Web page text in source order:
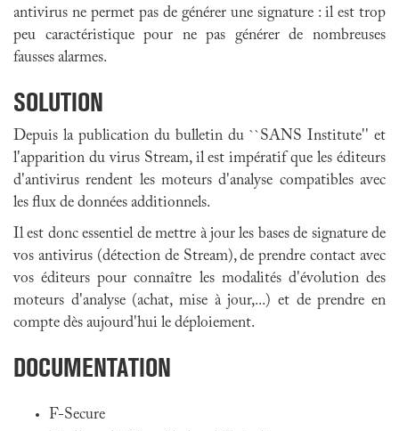
antivirus ne permet pas de générer une signature : il est trop
peu caractéristique pour ne pas générer de nombreuses
fausses alarmes.
SOLUTION
Depuis la publication du bulletin du ``SANS Institute'' et
l'apparition du virus Stream, il est impératif que les éditeurs
d'antivirus rendent les moteurs d'analyse compatibles avec
les flux de données additionnels.
Il est donc essentiel de mettre à jour les bases de signature de
vos antivirus (détection de Stream), de prendre contact avec
vos éditeurs pour connaître les modalités d'évolution des
moteurs d'analyse (achat, mise à jour,...) et de prendre en
compte dès aujourd'hui le déploiement.
DOCUMENTATION
F-Secure